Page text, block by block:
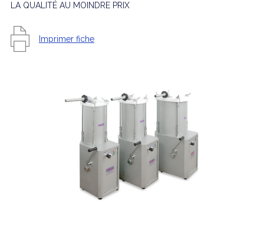
LA QUALITÉ AU MOINDRE PRIX
Imprimer fiche